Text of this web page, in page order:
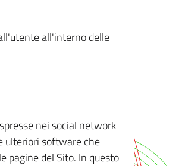
all'interno delle
nei social network
ulteriori software che
pagine del Sito. In questo